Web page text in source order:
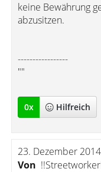
keine Bewährung
abzusitzen.
-----------------
""
0x Hilfreich
23. Dezember
Von